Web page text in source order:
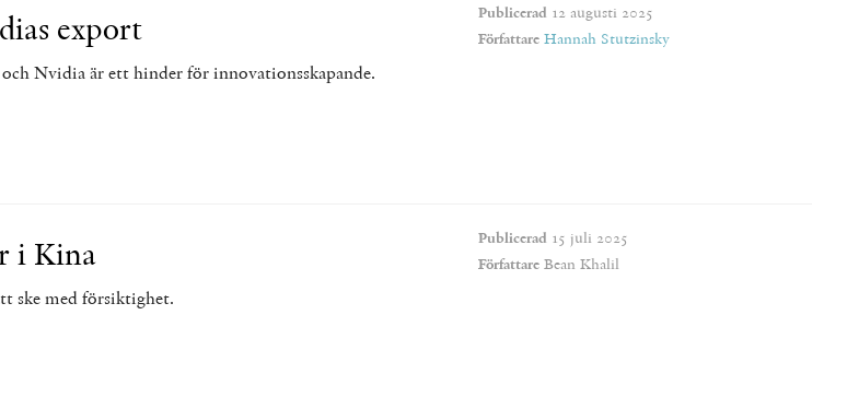
export
Nvidia är ett hinder för innovationsskapande.
Publicerad 12 augusti 2025
Författare Hannah Stutzinsky
i Kina
ske med försiktighet.
Publicerad 15 juli 2025
Författare Bean Khalil